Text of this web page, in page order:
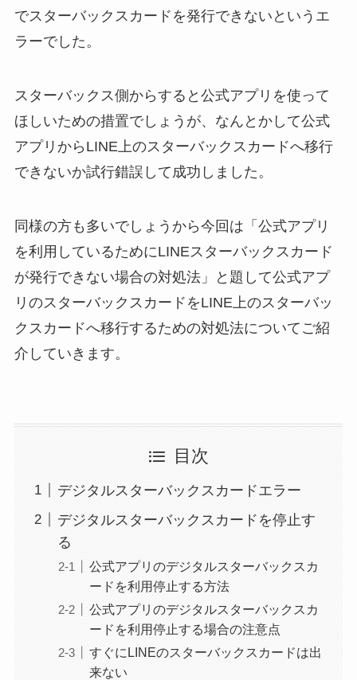
でスターバックスカードを発行できないというエ
ラーでした。
スターバックス側からすると公式アプリを使って
ほしいための措置でしょうが、なんとかして公式
アプリからLINE上のスターバックスカードへ移行
できないか試行錯誤して成功しました。
同様の方も多いでしょうから今回は「公式アプリ
を利用しているためにLINEスターバックスカード
が発行できない場合の対処法」と題して公式アプ
リのスターバックスカードをLINE上のスターバッ
クスカードへ移行するための対処法についてご紹
介していきます。
目次
デジタルスターバックスカードエラー
デジタルスターバックスカードを停止す
る
公式アプリのデジタルスターバックスカ
ードを利用停止する方法
公式アプリのデジタルスターバックスカ
ードを利用停止する場合の注意点
すぐにLINEのスターバックスカードは出
来ない